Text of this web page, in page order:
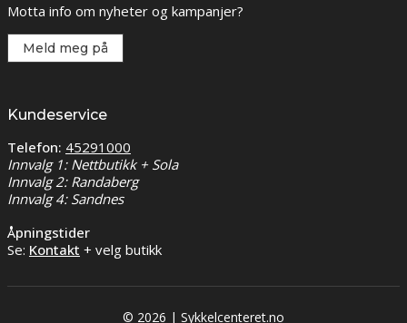
Motta info om nyheter og kampanjer?
Meld meg på
Kundeservice
Telefon: 45291000
Innvalg 1: Nettbutikk + Sola
Innvalg 2: Randaberg
Innvalg 4: Sandnes
Åpningstider
Se: Kontakt + velg butikk
© 2026 | Sykkelcenteret.no